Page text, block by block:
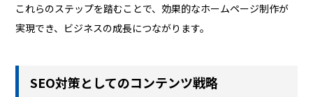
これらのステップを踏むことで、効果的なホームページ制作が
実現でき、ビジネスの成長につながります。
SEO対策としてのコンテンツ戦略